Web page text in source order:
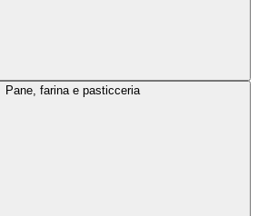
Pane, farina e pasticceria